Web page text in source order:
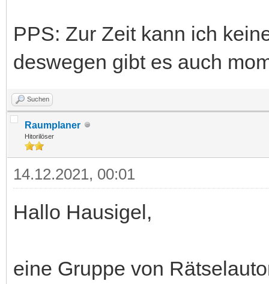
PPS: Zur Zeit kann ich
deswegen gibt es auch
Suchen
Raumplaner
Hitorilöser
14.12.2021, 00:01
Hallo Hausigel,
eine Gruppe von